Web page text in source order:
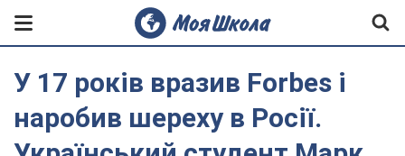
У 17 років вразив Forbes і
наробив шереху в Росії.